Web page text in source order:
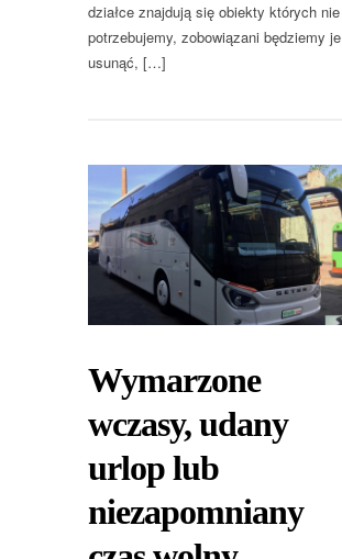
działce znajdują się obiekty których nie
potrzebujemy, zobowiązani będziemy je
usunąć, […]
Wymarzone
wczasy, udany
urlop lub
niezapomniany